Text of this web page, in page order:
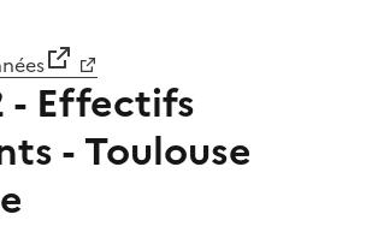
- Effectifs
- Toulouse